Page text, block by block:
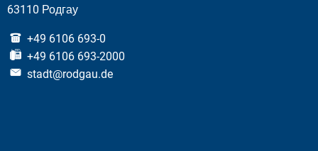
63110 Родгау
+49 6106 693-0
+49 6106 693-2000
stadt@rodgau.de